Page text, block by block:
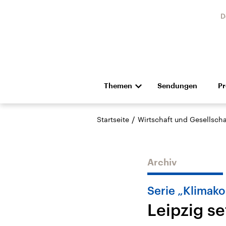
Themen
Die Nachrichten Politik
Hörspiel und Feature Musik
Landtagswahl Sachsen-
USA
Sendungen
Startseite / Wirtschaft und
Archiv
Serie
Leipzig